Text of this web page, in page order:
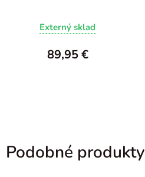
Externý sklad
89,95 €
Podobné produkty